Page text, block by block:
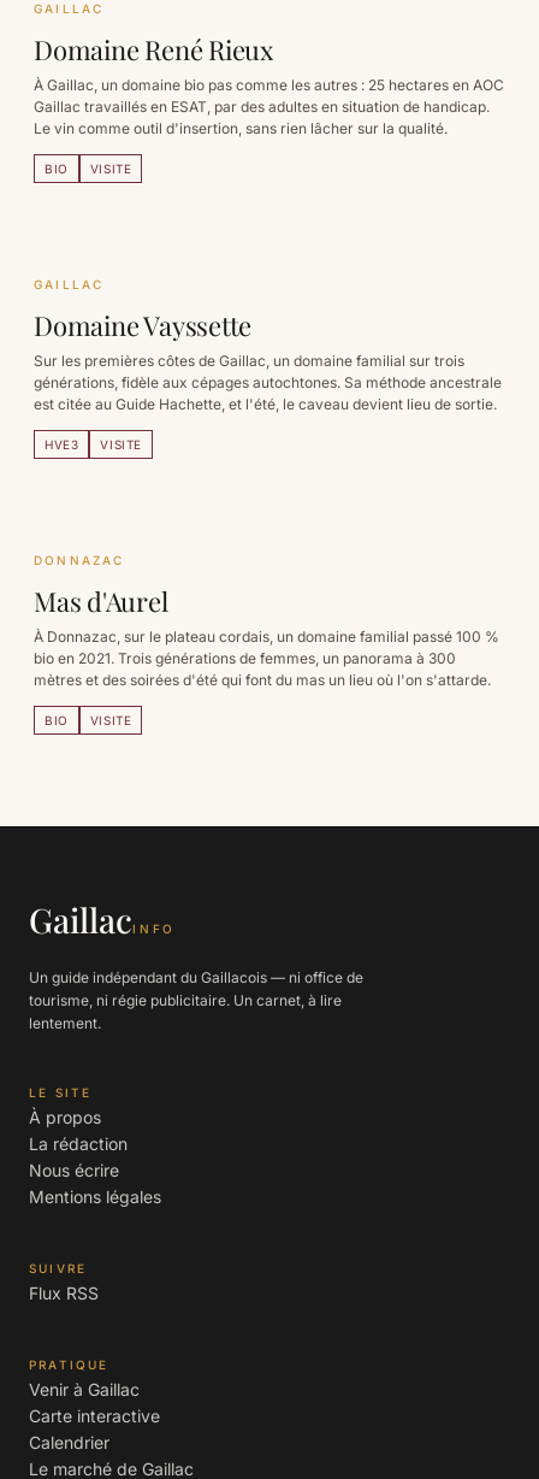
GAILLAC
Domaine René Rieux
À Gaillac, un domaine bio pas comme les autres : 25 hectares en AOC
Gaillac travaillés en ESAT, par des adultes en situation de handicap.
Le vin comme outil d'insertion, sans rien lâcher sur la qualité.
BIO VISITE
GAILLAC
Domaine Vayssette
Sur les premières côtes de Gaillac, un domaine familial sur trois
générations, fidèle aux cépages autochtones. Sa méthode ancestrale
est citée au Guide Hachette, et l'été, le caveau devient lieu de sortie.
HVE3 VISITE
DONNAZAC
Mas d'Aurel
À Donnazac, sur le plateau cordais, un domaine familial passé 100 %
bio en 2021. Trois générations de femmes, un panorama à 300
mètres et des soirées d'été qui font du mas un lieu où l'on s'attarde.
BIO VISITE
GaillacINFO
Un guide indépendant du Gaillacois — ni office de
tourisme, ni régie publicitaire. Un carnet, à lire
lentement.
LE SITE
À propos
La rédaction
Nous écrire
Mentions légales
SUIVRE
Flux RSS
PRATIQUE
Venir à Gaillac
Carte interactive
Calendrier
Le marché de Gaillac